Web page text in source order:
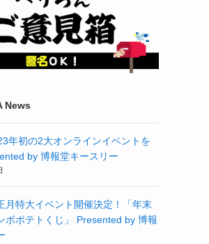
News
年初の2大オンラインイベントを
by 博報堂キースリー
月特大イベント開催決定！「年末
ボポテトくじ」 Presented by 博報